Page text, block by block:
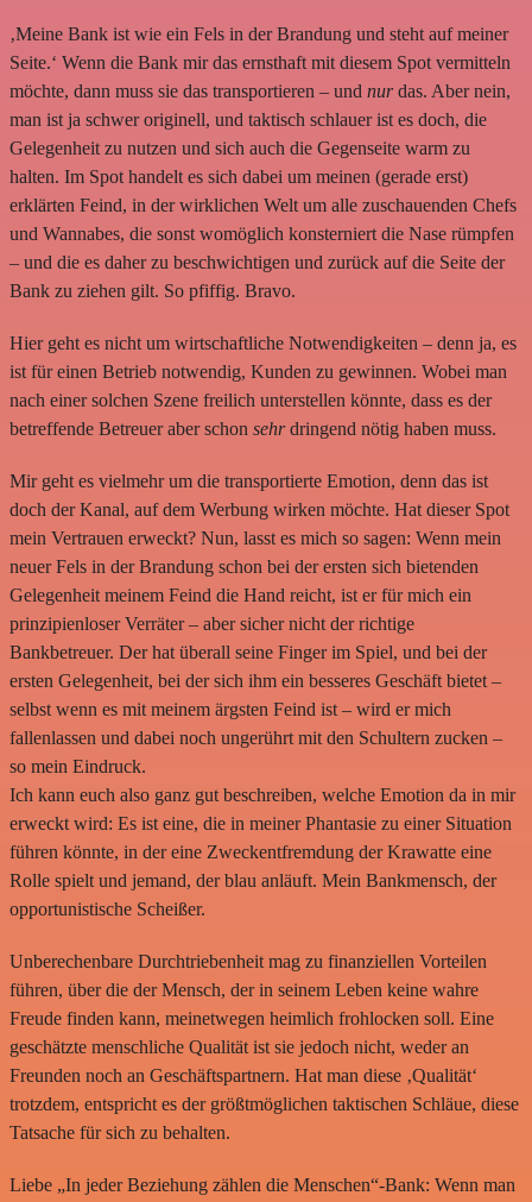
‚Meine Bank ist wie ein Fels in der Brandung und steht auf meiner
Seite.‘ Wenn die Bank mir das ernsthaft mit diesem Spot vermitteln
möchte, dann muss sie das transportieren – und nurdas. Aber nein,
man ist ja schwer originell, und taktisch schlauer ist es doch, die
Gelegenheit zu nutzen und sich auch die Gegenseite warm zu
halten. Im Spot handelt es sich dabei um meinen (gerade erst)
erklärten Feind, in der wirklichen Welt um alle zuschauenden Chefs
und Wannabes, die sonst womöglich konsterniert die Nase rümpfen
– und die es daher zu beschwichtigen und zurück auf die Seite der
Bank zu ziehen gilt. So pfiffig. Bravo.
Hier geht es nicht um wirtschaftliche Notwendigkeiten – denn ja, es
ist für einen Betrieb notwendig, Kunden zu gewinnen. Wobei man
nach einer solchen Szene freilich unterstellen könnte, dass es der
betreffende Betreuer aber schon sehrdringend nötig haben muss.
Mir geht es vielmehr um die transportierte Emotion, denn das ist
doch der Kanal, auf dem Werbung wirken möchte. Hat dieser Spot
mein Vertrauen erweckt? Nun, lasst es mich so sagen: Wenn mein
neuer Fels in der Brandung schon bei der ersten sich bietenden
Gelegenheit meinem Feind die Hand reicht, ist er für mich ein
prinzipienloser Verräter – aber sicher nicht der richtige
Bankbetreuer. Der hat überall seine Finger im Spiel, und bei der
ersten Gelegenheit, bei der sich ihm ein besseres Geschäft bietet –
selbst wenn es mit meinem ärgsten Feind ist – wird er mich
fallenlassen und dabei noch ungerührt mit den Schultern zucken –
so mein Eindruck.
Ich kann euch also ganz gut beschreiben, welche Emotion da in mir
erweckt wird: Es ist eine, die in meiner Phantasie zu einer Situation
führen könnte, in der eine Zweckentfremdung der Krawatte eine
Rolle spielt und jemand, der blau anläuft. Mein Bankmensch, der
opportunistische Scheißer.
Unberechenbare Durchtriebenheit mag zu finanziellen Vorteilen
führen, über die der Mensch, der in seinem Leben keine wahre
Freude finden kann, meinetwegen heimlich frohlocken soll. Eine
geschätzte menschliche Qualität ist sie jedoch nicht, weder an
Freunden noch an Geschäftspartnern. Hat man diese ‚Qualität‘
trotzdem, entspricht es der größtmöglichen taktischen Schläue, diese
Tatsache für sich zu behalten.
Liebe „In jeder Beziehung zählen die Menschen“-Bank: Wenn man